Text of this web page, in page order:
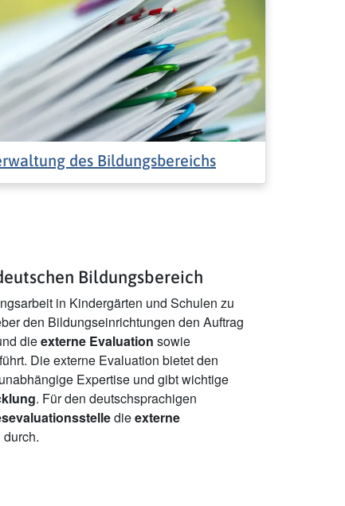
des Bildungsbereichs
Bildungsbereich
in Kindergärten und Schulen zu
den Bildungseinrichtungen den Auftrag
dieexterne Evaluation sowie
Die externe Evaluation bietet den
Expertise und gibt wichtige
. Für den deutschsprachigen
dieexterne
durch.